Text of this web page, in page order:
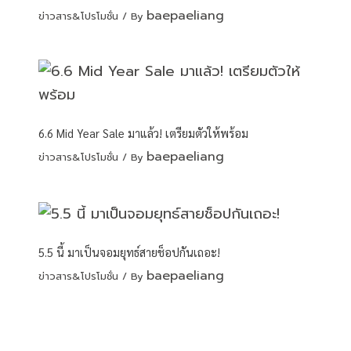
ข่าวสาร&โปรโมชั่น / By baepaeliang
6.6 Mid Year Sale มาแล้ว! เตรียมตัวให้พร้อม
ข่าวสาร&โปรโมชั่น / By baepaeliang
5.5 นี้ มาเป็นจอมยุทธ์สายช็อปกันเถอะ!
ข่าวสาร&โปรโมชั่น / By baepaeliang